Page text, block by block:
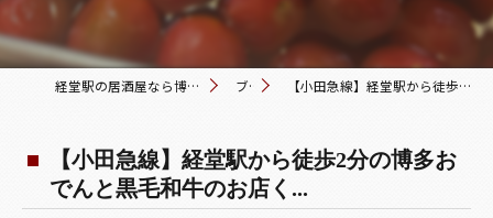
経堂駅の居酒屋なら博多おでんと黒毛和牛の店 くろこ ブログ 【小田急線】経堂駅から徒歩2分の博多おでんと黒毛和牛のお店く...
【小田急線】経堂駅から徒歩2分の博多お
でんと黒毛和牛のお店く...